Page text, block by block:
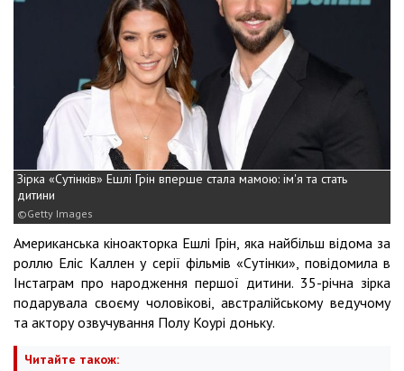
Зірка «Сутінків» Ешлі Грін вперше стала мамою: ім'я та стать
дитини
Getty Images
Американська кіноакторка Ешлі Грін, яка найбільш відома за
роллю Еліс Каллен у серії фільмів «Сутінки», повідомила в
Інстаграм про народження першої дитини. 35-річна зірка
подарувала своєму чоловікові, австралійському ведучому
та актору озвучування Полу Коурі доньку.
Читайте також: